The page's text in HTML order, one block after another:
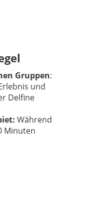
Gruppen:
und
Delfine
Während
Minuten